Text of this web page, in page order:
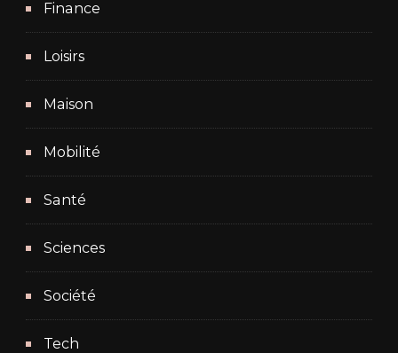
Finance
Loisirs
Maison
Mobilité
Santé
Sciences
Société
Tech